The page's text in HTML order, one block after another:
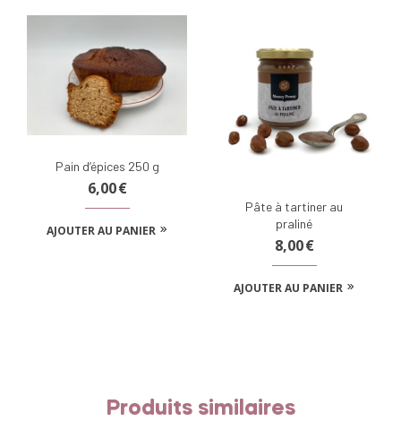
Pain d’épices 250 g
6,00€
AJOUTER AU PANIER
Pâte à tartiner au
praliné
8,00€
AJOUTER AU PANIER
Produits similaires